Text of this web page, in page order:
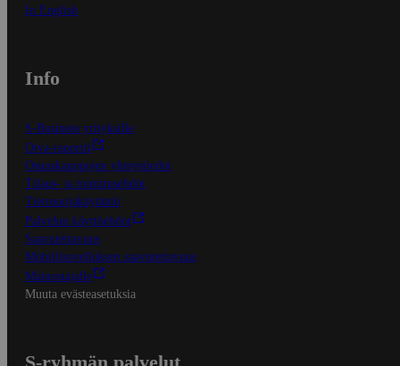
In English
Info
S-Business yrityksille
Oiva-raportit
Osuuskauppojen yhteystiedot
Tilaus- ja toimitusehdot
Tietosuojakäytäntö
Palvelun käyttöehdot
Saavutettavuus
Mobiilisovelluksen saavutettavuus
Mainostajalle
Muuta evästeasetuksia